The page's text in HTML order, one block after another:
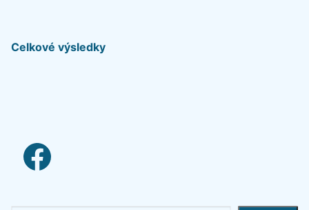
Celkové výsledky
facebook link